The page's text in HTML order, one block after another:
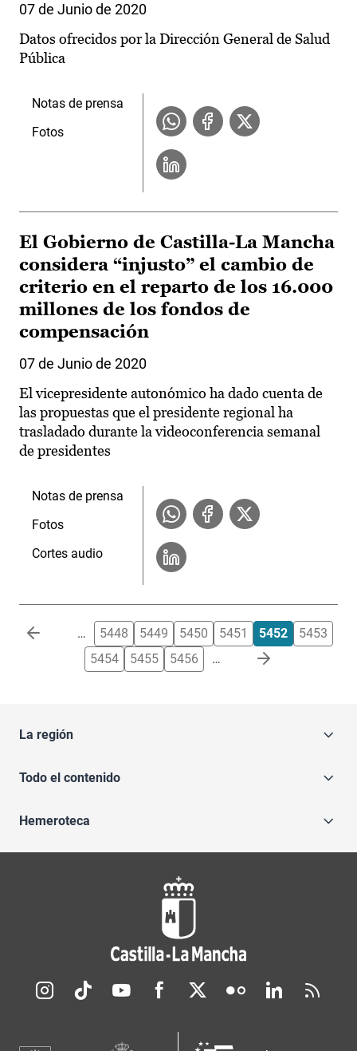
07 de Junio de 2020
Datos ofrecidos por la Dirección General de Salud
Pública
Notas de prensa
Fotos
El Gobierno de Castilla-La Mancha
considera “injusto” el cambio de
criterio en el reparto de los 16.000
millones de los fondos de
compensación
07 de Junio de 2020
El vicepresidente autonómico ha dado cuenta de
las propuestas que el presidente regional ha
trasladado durante la videoconferencia semanal
de presidentes
Notas de prensa
Fotos
Cortes audio
Paginación … 5448 5449 5450 5451 5452
5453
5454
5455 5456 …
La región
Todo el contenido
Hemeroteca
Redes sociales JCCM